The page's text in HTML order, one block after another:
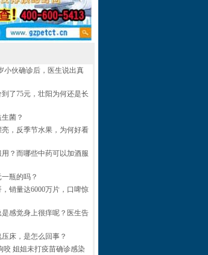
小伙确诊后，医生说出真
了75元，壮阳为何还是长
菌？
，反季节水果，为何好看
？而哪些中药可以加酒服
瓶的吗？
销量达6000万片，口啤惊
感觉身上很痒呢？医生告
床，是怎么回事？
咬 姐姐未打疫苗确诊感染